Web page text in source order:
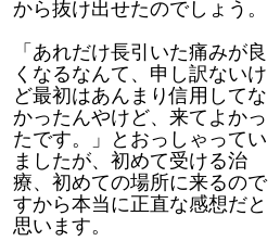
から抜け出せたのでしょう。
「あれだけ長引いた痛みが良
くなるなんて、申し訳ないけ
ど最初はあんまり信用してな
かったんやけど、来てよかっ
たです。」とおっしゃってい
ましたが、初めて受ける治
療、初めての場所に来るので
すから本当に正直な感想だと
思います。